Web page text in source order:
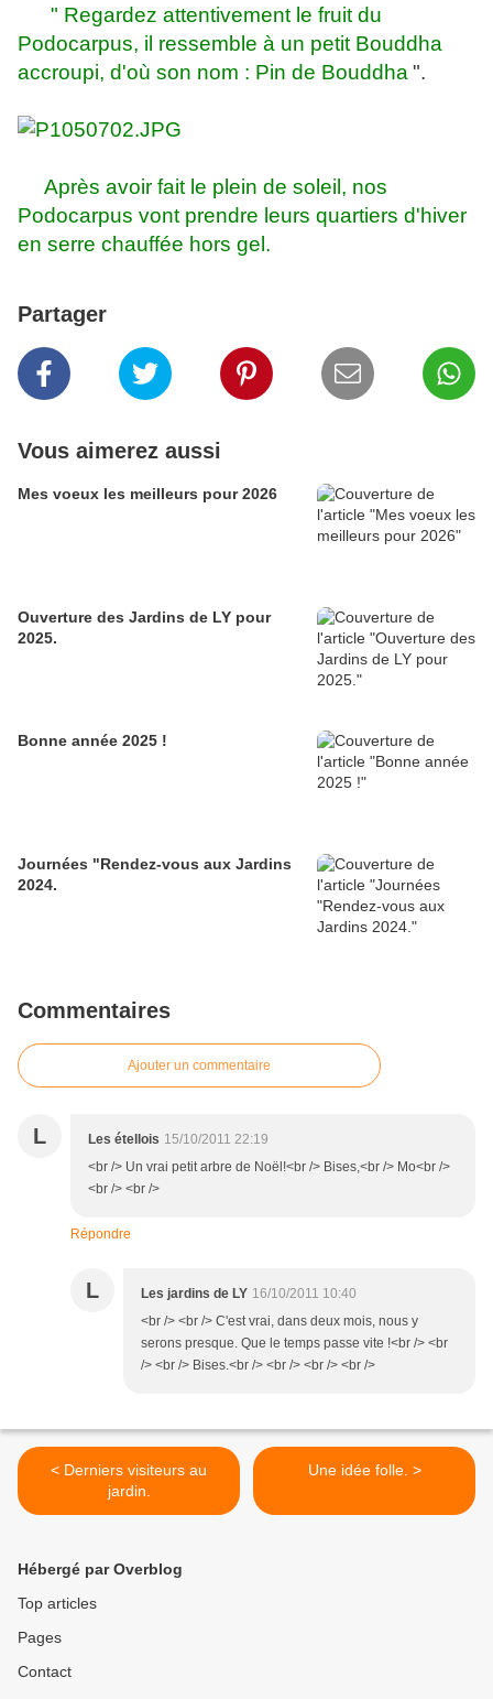
" Regardez attentivement le fruit du
Podocarpus, il ressemble à un petit Bouddha
accroupi, d'où son nom : Pin de Bouddha ".
Après avoir fait le plein de soleil, nos
Podocarpus vont prendre leurs quartiers d'hiver
en serre chauffée hors gel.
Partager
Vous aimerez aussi
Mes voeux les meilleurs pour 2026
Ouverture des Jardins de LY pour
2025.
Bonne année 2025 !
Journées "Rendez-vous aux Jardins
2024.
Commentaires
Ajouter un commentaire
L Les étellois 15/10/2011 22:19
<br /> Un vrai petit arbre de Noël!<br /> Bises,<br /> Mo<br />
<br /> <br />
Répondre
L Les jardins de LY 16/10/2011 10:40
<br /> <br /> C'est vrai, dans deux mois, nous y
serons presque. Que le temps passe vite !<br /> <br
/> <br /> Bises.<br /> <br /> <br /> <br />
< Derniers visiteurs au
jardin.
Une idée folle. >
Hébergé par Overblog
Top articles
Pages
Contact